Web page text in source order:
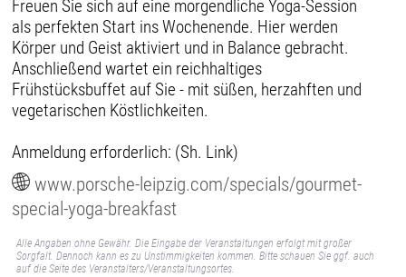
Freuen Sie sich auf eine morgendliche Yoga-Session
als perfekten Start ins Wochenende. Hier werden
Körper und Geist aktiviert und in Balance gebracht.
Anschließend wartet ein reichhaltiges
Frühstücksbuffet auf Sie - mit süßen, herzahften und
vegetarischen Köstlichkeiten.
Anmeldung erforderlich: (Sh. Link)
www.porsche-leipzig.com/specials/gourmet-
special-yoga-breakfast
Alle Angaben ohne Gewähr. Die Eingabe der Veranstaltungen erfolgt mit großer
Sorgfalt. Dennoch kann es zu Unstimmigkeiten kommen. Bitte schauen Sie ggf. auch
auf die Seite des Veranstalters/Veranstaltungsortes.